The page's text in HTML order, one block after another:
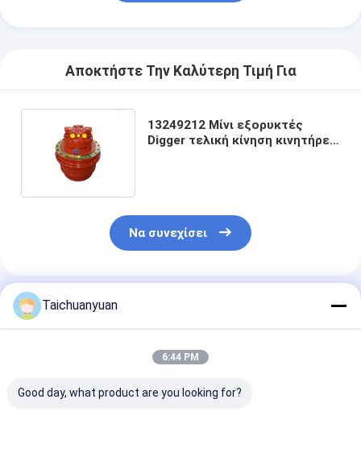
Αποκτήστε Την Καλύτερη Τιμή Για
13249212 Μίνι εξορυκτές
Digger τελική κίνηση κινητήρες
Να συνεχίσει
Συνιστώμενα Προϊόντα
Taichuanyuan
6:44 PM
Good day, what product are you looking for?